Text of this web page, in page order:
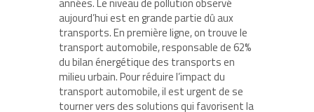
aujourd’hui est en grande partie dû aux
transports. En première ligne, on trouve le
transport automobile, responsable de 62%
du bilan énergétique des transports en
milieu urbain. Pour réduire l’impact du
transport automobile, il est urgent de se
tourner vers des solutions qui favorisent la